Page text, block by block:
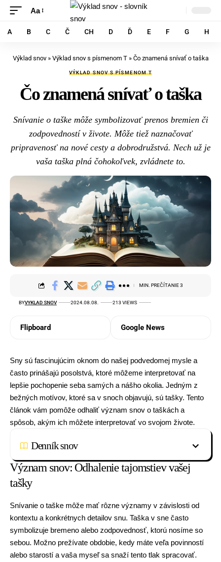
Aa
A B C Č CH D Ď E F G H
Výklad snov» Výklad snov s písmenom T» Čo znamená snívať o taška
VÝKLAD SNOV S PÍSMENOM T
Čo znamená snívať o taška
Snívanie o taške môže symbolizovať prenos bremien či
zodpovedností v živote. Môže tiež naznačovať
pripravenosť na nové cesty a dobrodružstvá. Nech už je
vaša taška plná čohokoľvek, zvládnete to.
BYVYKLAD SNOV 2024.08.08. 213 VIEWS
MIN. PREČÍTANIE 3
Flipboard Google News
Sny sú fascinujúcim oknom do našej podvedomej mysle a
často prinášajú posolstvá, ktoré môžeme interpretovať na
lepšie pochopenie seba samých a nášho okolia. Jedným z
bežných motívov, ktoré sa v snoch objavujú, sú tašky. Tento
článok vám pomôže odhaliť význam snov o taškách a
spôsob, akým ich môžete interpretovať vo svojom živote.
Denník snov
Význam snov: Odhalenie tajomstiev vašej
tašky
Snívanie o taške môže mať rôzne významy v závislosti od
kontextu a konkrétnych detailov snu. Taška v sne často
symbolizuje bremeno alebo zodpovednosť, ktorú nosíme so
sebou. Možno prežívate obdobie, kedy máte veľa povinností
alebo starostí a vaša myseľ sa snaží tento tlak spracovať.